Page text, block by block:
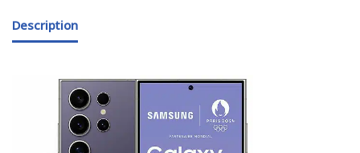
Description